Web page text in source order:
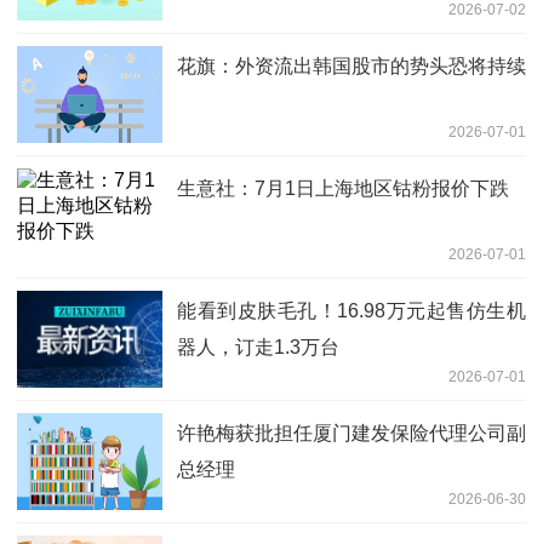
电子跌超7%，SK海力士跌超8%丨日韩
股市
2026-07-02
花旗：外资流出韩国股市的势头恐将持续
2026-07-01
生意社：7月1日上海地区钴粉报价下跌
2026-07-01
能看到皮肤毛孔！16.98万元起售仿生机
器人，订走1.3万台
2026-07-01
许艳梅获批担任厦门建发保险代理公司副
总经理
2026-06-30